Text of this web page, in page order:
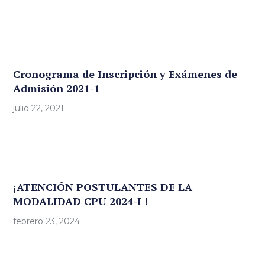
Cronograma de Inscripción y Exámenes de
Admisión 2021-1
julio 22, 2021
¡ATENCIÓN POSTULANTES DE LA
MODALIDAD CPU 2024-I !
febrero 23, 2024